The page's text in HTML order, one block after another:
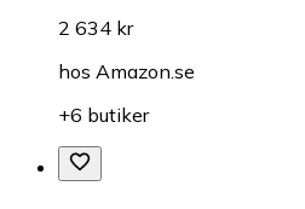
2 634 kr
hos Amazon.se
+6 butiker